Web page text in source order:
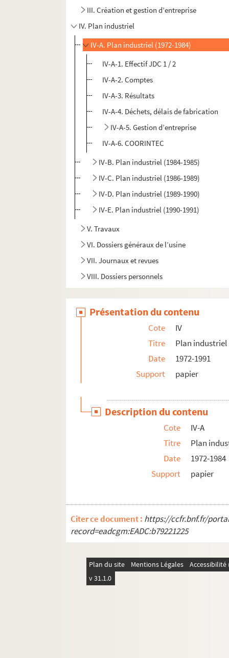
III. Création et gestion d’entreprise
IV. Plan industriel
IV-A. Plan industriel (1972-1984)
IV-A-1. Effectif JDC 1 / 2
IV-A-2. Comptes
IV-A-3. Résultats
IV-A-4. Déchets, délais de fabrication
IV-A-5. Gestion d’entreprise
IV-A-6. COORINTEC
IV-B. Plan industriel (1984-1985)
IV-C. Plan industriel (1986-1989)
IV-D. Plan industriel (1989-1990)
IV-E. Plan industriel (1990-1991)
V. Travaux
VI. Dossiers généraux de l’usine
VII. Journaux et revues
VIII. Dossiers personnels
Présentation du contenu
Cote
IV
Titre
Plan industriel
Date
1972-1991
Support
papier
Description du contenu
Cote
IV-A
Titre
Plan
Date
1972-1984
Support
papier
Citer ce document : https://ccfr.bnf.fr/
record=eadcgm:EADC:b79221225
Plan du site Mentions Légales
v 31.1.0